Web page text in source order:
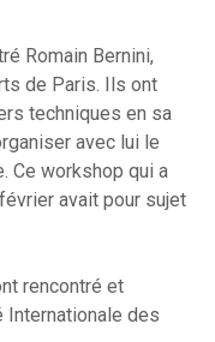
Romain Bernini,
de Paris. Ils ont
techniques en sa
avec lui le
Ce workshop qui a
avait pour sujet
rencontré et
Internationale des